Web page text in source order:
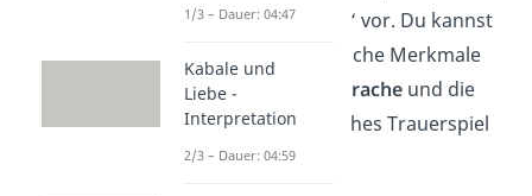
„Kabale und Liebe“ vor. Du kannst
an dem Werk typische Merkmale
derEpoche Sprache und die
Formals bürgerliches Trauerspiel
interpretieren.
1/3 – Dauer: 04:47
Kabale und
Liebe -
Interpretation
2/3 – Dauer: 04:59